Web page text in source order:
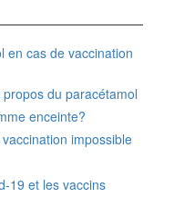
en cas de vaccination
du paracétamol
enceinte?
impossible
19 et les vaccins